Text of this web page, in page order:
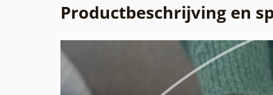
Productbeschrijving en